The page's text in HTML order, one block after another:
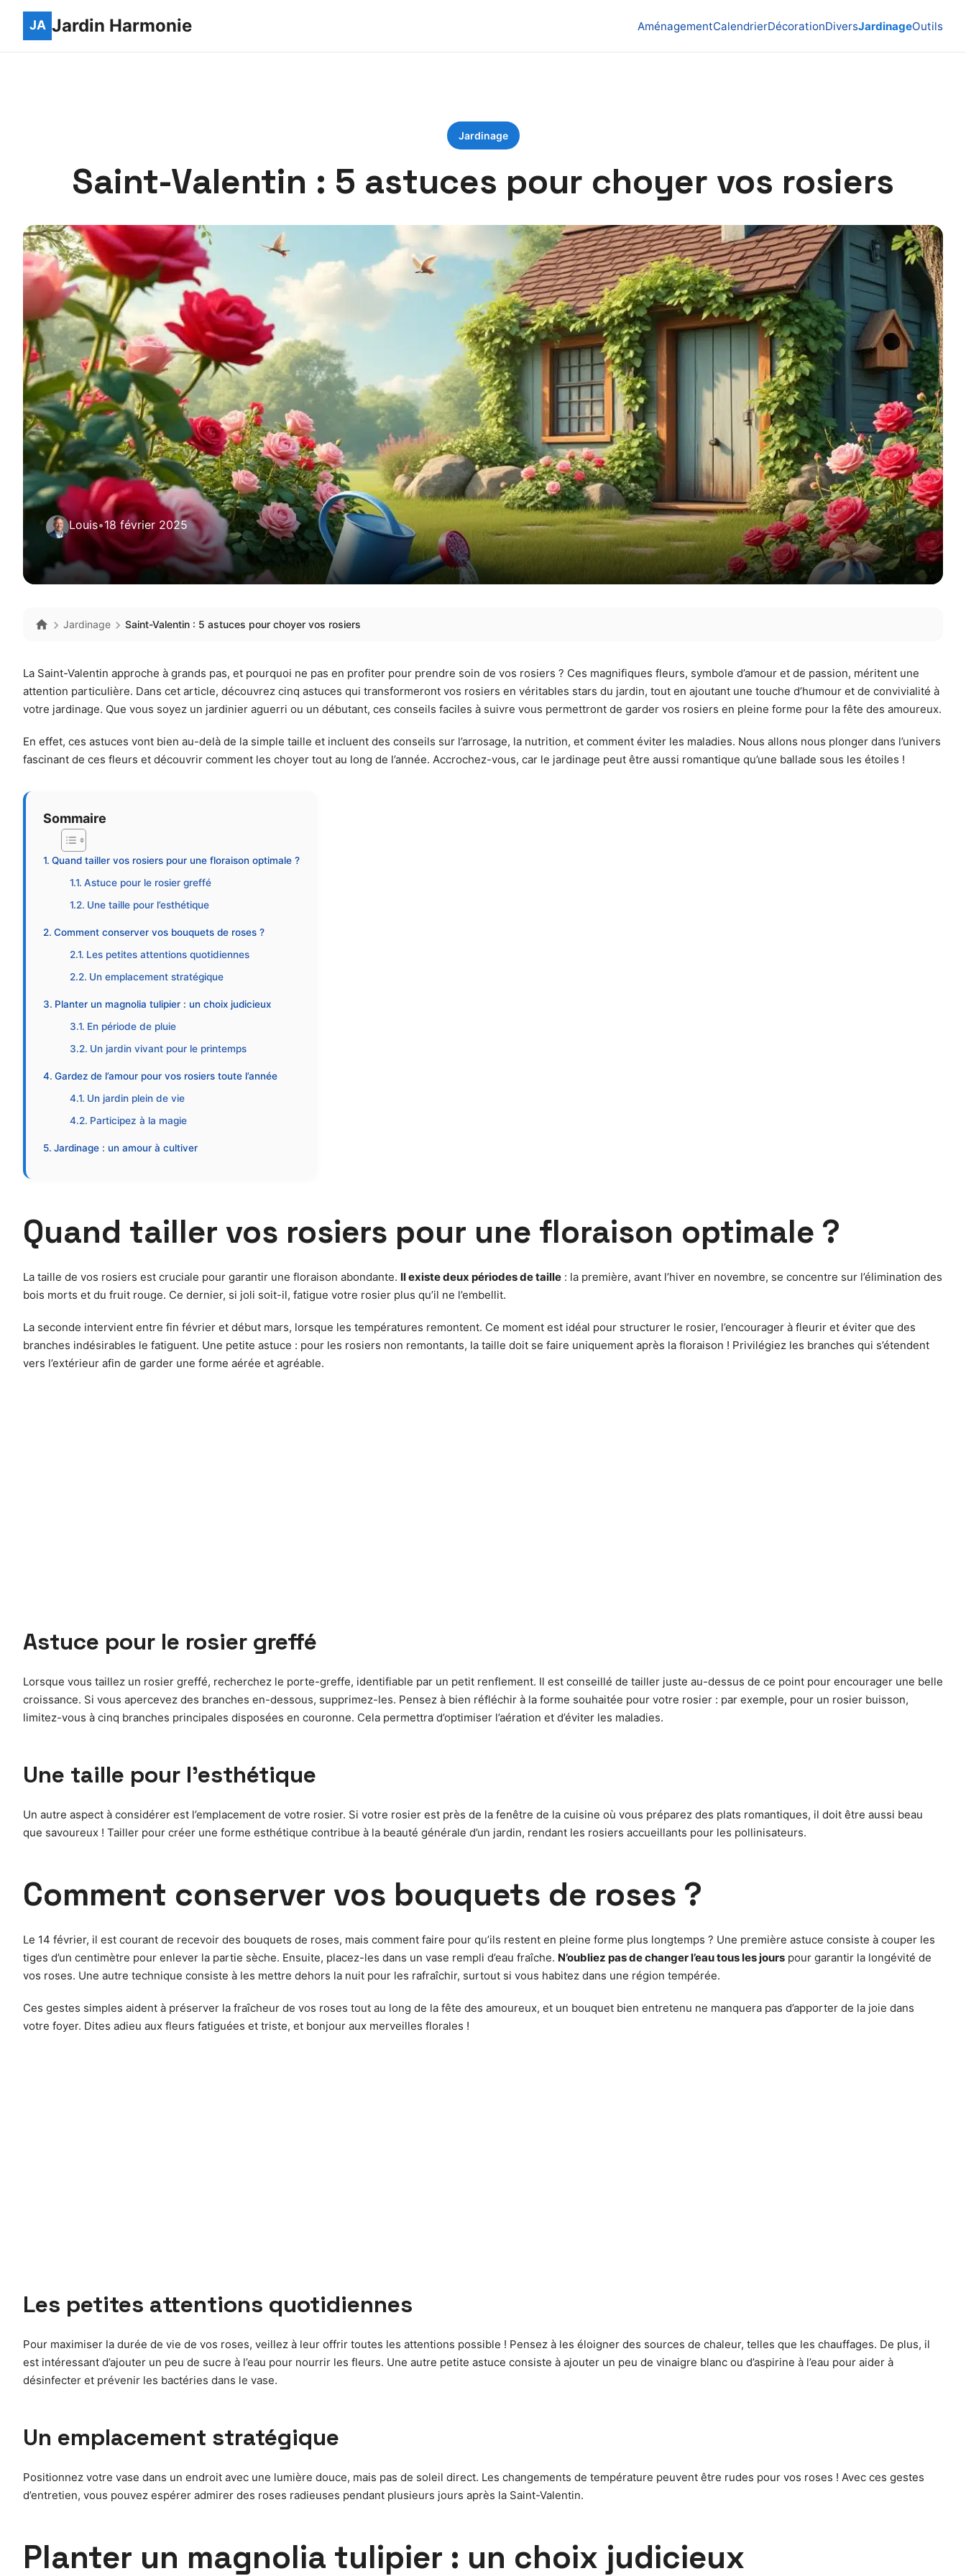
Jardin Harmonie AménagementCalendrierDécorationDiversJardinageOutils
Jardinage
Saint-Valentin : 5 astuces pour choyer vos rosiers
Louis•18 février 2025
Jardinage Saint-Valentin : 5 astuces pour choyer vos rosiers
La Saint-Valentin approche à grands pas, et pourquoi ne pas en profiter pour prendre soin de vos rosiers ? Ces magnifiques fleurs, symbole d’amour et de passion, méritent une
attention particulière. Dans cet article, découvrez cinq astuces qui transformeront vos rosiers en véritables stars du jardin, tout en ajoutant une touche d’humour et de convivialité à
votre jardinage. Que vous soyez un jardinier aguerri ou un débutant, ces conseils faciles à suivre vous permettront de garder vos rosiers en pleine forme pour la fête des amoureux.
En effet, ces astuces vont bien au-delà de la simple taille et incluent des conseils sur l’arrosage, la nutrition, et comment éviter les maladies. Nous allons nous plonger dans l’univers
fascinant de ces fleurs et découvrir comment les choyer tout au long de l’année. Accrochez-vous, car le jardinage peut être aussi romantique qu’une ballade sous les étoiles !
Sommaire
Quand tailler vos rosiers pour une floraison optimale ?
Astuce pour le rosier greffé
Une taille pour l’esthétique
Comment conserver vos bouquets de roses ?
Les petites attentions quotidiennes
Un emplacement stratégique
Planter un magnolia tulipier : un choix judicieux
En période de pluie
Un jardin vivant pour le printemps
Gardez de l’amour pour vos rosiers toute l’année
Un jardin plein de vie
Participez à la magie
Jardinage : un amour à cultiver
Quand tailler vos rosiers pour une floraison optimale ?
La taille de vos rosiers est cruciale pour garantir une floraison abondante. Il existe deux périodes de taille : la première, avant l’hiver en novembre, se concentre sur l’élimination des
bois morts et du fruit rouge. Ce dernier, si joli soit-il, fatigue votre rosier plus qu’il ne l’embellit.
La seconde intervient entre fin février et début mars, lorsque les températures remontent. Ce moment est idéal pour structurer le rosier, l’encourager à fleurir et éviter que des
branches indésirables le fatiguent. Une petite astuce : pour les rosiers non remontants, la taille doit se faire uniquement après la floraison ! Privilégiez les branches qui s’étendent
vers l’extérieur afin de garder une forme aérée et agréable.
Astuce pour le rosier greffé
Lorsque vous taillez un rosier greffé, recherchez le porte-greffe, identifiable par un petit renflement. Il est conseillé de tailler juste au-dessus de ce point pour encourager une belle
croissance. Si vous apercevez des branches en-dessous, supprimez-les. Pensez à bien réfléchir à la forme souhaitée pour votre rosier : par exemple, pour un rosier buisson,
limitez-vous à cinq branches principales disposées en couronne. Cela permettra d’optimiser l’aération et d’éviter les maladies.
Une taille pour l’esthétique
Un autre aspect à considérer est l’emplacement de votre rosier. Si votre rosier est près de la fenêtre de la cuisine où vous préparez des plats romantiques, il doit être aussi beau
que savoureux ! Tailler pour créer une forme esthétique contribue à la beauté générale d’un jardin, rendant les rosiers accueillants pour les pollinisateurs.
Comment conserver vos bouquets de roses ?
Le 14 février, il est courant de recevoir des bouquets de roses, mais comment faire pour qu’ils restent en pleine forme plus longtemps ? Une première astuce consiste à couper les
tiges d’un centimètre pour enlever la partie sèche. Ensuite, placez-les dans un vase rempli d’eau fraîche. N’oubliez pas de changer l’eau tous les jours pour garantir la longévité de
vos roses. Une autre technique consiste à les mettre dehors la nuit pour les rafraîchir, surtout si vous habitez dans une région tempérée.
Ces gestes simples aident à préserver la fraîcheur de vos roses tout au long de la fête des amoureux, et un bouquet bien entretenu ne manquera pas d’apporter de la joie dans
votre foyer. Dites adieu aux fleurs fatiguées et triste, et bonjour aux merveilles florales !
Les petites attentions quotidiennes
Pour maximiser la durée de vie de vos roses, veillez à leur offrir toutes les attentions possible ! Pensez à les éloigner des sources de chaleur, telles que les chauffages. De plus, il
est intéressant d’ajouter un peu de sucre à l’eau pour nourrir les fleurs. Une autre petite astuce consiste à ajouter un peu de vinaigre blanc ou d’aspirine à l’eau pour aider à
désinfecter et prévenir les bactéries dans le vase.
Un emplacement stratégique
Positionnez votre vase dans un endroit avec une lumière douce, mais pas de soleil direct. Les changements de température peuvent être rudes pour vos roses ! Avec ces gestes
d’entretien, vous pouvez espérer admirer des roses radieuses pendant plusieurs jours après la Saint-Valentin.
Planter un magnolia tulipier : un choix judicieux